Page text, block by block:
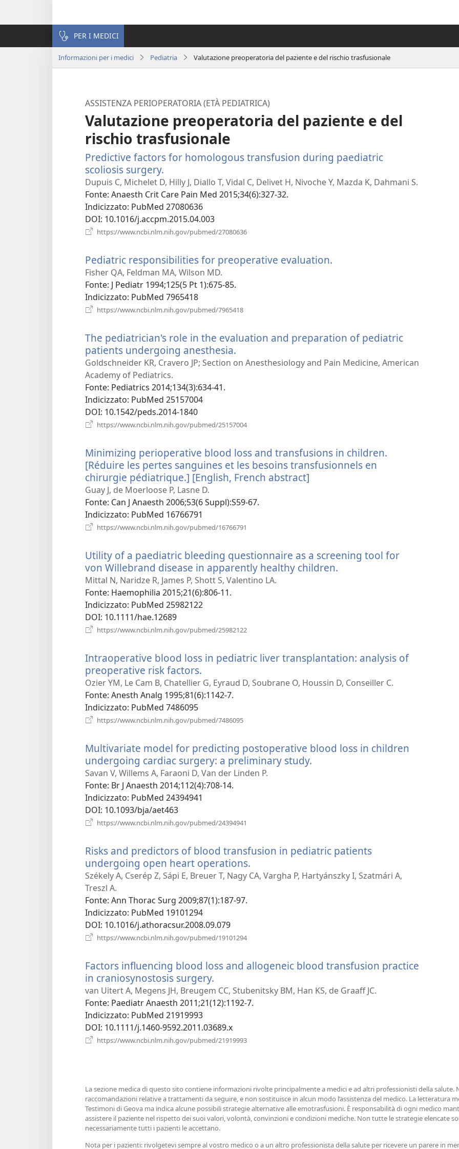
PER I MEDICI
Informazioni per i medici Pediatria Valutazione preoperatoria del paziente e del rischio trasfusionale
ASSISTENZA PERIOPERATORIA (ETÀ PEDIATRICA)
Valutazione preoperatoria del paziente e del
rischio trasfusionale
Predictive factors for homologous transfusion during paediatric
scoliosis surgery.
una
nuova
finestra)
Dupuis C, Michelet D, Hilly J, Diallo T, Vidal C, Delivet H, Nivoche Y, Mazda K, Dahmani S.
Fonte‎: Anaesth Crit Care Pain Med 2015;34(6):327-32.
Indicizzato‎: PubMed 27080636
DOI‎: 10.1016/j.accpm.2015.04.003
https://www.ncbi.nlm.nih.gov/pubmed/27080636
finestra)
Pediatric responsibilities for preoperative evaluation.
Fisher QA, Feldman MA, Wilson MD.
Fonte‎: J Pediatr 1994;125(5 Pt 1):675-85.
Indicizzato‎: PubMed 7965418
https://www.ncbi.nlm.nih.gov/pubmed/7965418
finestra)
The pediatrician's role in the evaluation and preparation of pediatric
patients undergoing anesthesia.
una
Goldschneider KR, Cravero JP; Section on Anesthesiology and Pain Medicine, American
Academy of Pediatrics.
Fonte‎: Pediatrics 2014;134(3):634-41.
Indicizzato‎: PubMed 25157004
DOI‎: 10.1542/peds.2014-1840
https://www.ncbi.nlm.nih.gov/pubmed/25157004
finestra)
Minimizing perioperative blood loss and transfusions in children.
[Réduire les pertes sanguines et les besoins transfusionnels en
chirurgie pédiatrique.] [English, French abstract]
Guay J, de Moerloose P, Lasne D.
Fonte‎: Can J Anaesth 2006;53(6 Suppl):S59-67.
Indicizzato‎: PubMed 16766791
https://www.ncbi.nlm.nih.gov/pubmed/16766791
finestra)
Utility of a paediatric bleeding questionnaire as a screening tool for
von Willebrand disease in apparently healthy children.
Mittal N, Naridze R, James P, Shott S, Valentino LA.
Fonte‎: Haemophilia 2015;21(6):806-11.
Indicizzato‎: PubMed 25982122
DOI‎: 10.1111/hae.12689
https://www.ncbi.nlm.nih.gov/pubmed/25982122
finestra)
Intraoperative blood loss in pediatric liver transplantation: analysis of
preoperative risk factors.
una
nuova
Ozier YM, Le Cam B, Chatellier G, Eyraud D, Soubrane O, Houssin D, Conseiller C.
Fonte‎: Anesth Analg 1995;81(6):1142-7.
Indicizzato‎: PubMed 7486095
https://www.ncbi.nlm.nih.gov/pubmed/7486095
finestra)
Multivariate model for predicting postoperative blood loss in children
undergoing cardiac surgery: a preliminary study.
Savan V, Willems A, Faraoni D, Van der Linden P.
Fonte‎: Br J Anaesth 2014;112(4):708-14.
Indicizzato‎: PubMed 24394941
DOI‎: 10.1093/bja/aet463
https://www.ncbi.nlm.nih.gov/pubmed/24394941
finestra)
Risks and predictors of blood transfusion in pediatric patients
undergoing open heart operations.
una
Székely A, Cserép Z, Sápi E, Breuer T, Nagy CA, Vargha P, Hartyánszky I, Szatmári A,
Treszl A.
Fonte‎: Ann Thorac Surg 2009;87(1):187-97.
Indicizzato‎: PubMed 19101294
DOI‎: 10.1016/j.athoracsur.2008.09.079
https://www.ncbi.nlm.nih.gov/pubmed/19101294
finestra)
Factors influencing blood loss and allogeneic blood transfusion practice
in craniosynostosis surgery.
una
nuova
van Uitert A, Megens JH, Breugem CC, Stubenitsky BM, Han KS, de Graaff JC.
Fonte‎: Paediatr Anaesth 2011;21(12):1192-7.
Indicizzato‎: PubMed 21919993
DOI‎: 10.1111/j.1460-9592.2011.03689.x
https://www.ncbi.nlm.nih.gov/pubmed/21919993
La sezione medica di questo sito contiene informazioni rivolte principalmente a medici e ad altri professionisti della
raccomandazioni relative a trattamenti da seguire, e non sostituisce in alcun modo l’assistenza del medico. La letteratura
Testimoni di Geova ma indica alcune possibili strategie alternative alle emotrasfusioni. È responsabilità di ogni medico
assistere il paziente nel rispetto dei suoi valori, volontà, convinzioni e condizioni mediche. Non tutte le strategie elencate
necessariamente tutti i pazienti le accettano.
Nota per i pazienti: rivolgetevi sempre al vostro medico o a un altro professionista della salute per ricevere un parere in